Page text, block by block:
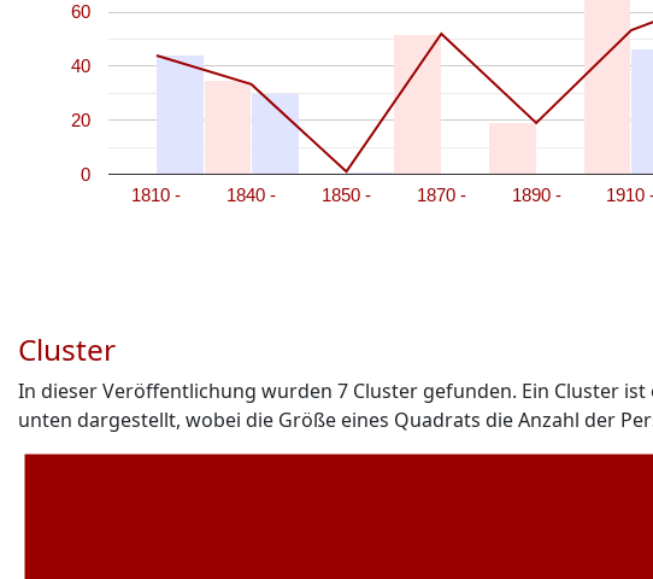
1810 - 1840 - 1850 - 1870 - 1890 - 1910
0
20
40
60
Cluster
In dieser Veröffentlichung wurden 7 Cluster gefunden. Ein Cluster
unten dargestellt, wobei die Größe eines Quadrats die Anzahl der